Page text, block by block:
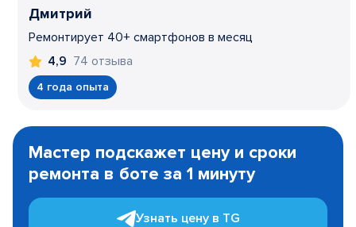
Дмитрий
Ремонтирует 40+ смартфонов в месяц
4,9 74 отзыва
4 года опыта
1
Мастер подскажет цену и сроки
ремонта в боте за 1 минуту
Узнать цену в TG